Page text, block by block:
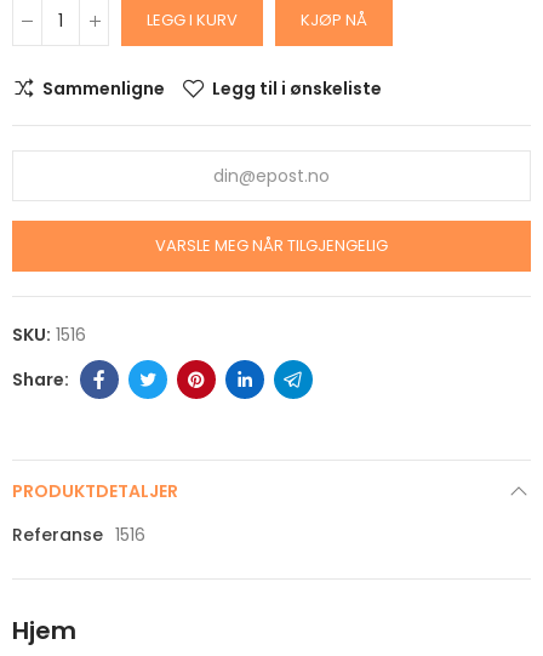
LEGG I KURV KJØP NÅ
Sammenligne Legg til i ønskeliste
VARSLE MEG NÅR TILGJENGELIG
SKU: 1516
PRODUKTDETALJER
Referanse 1516
Hjem